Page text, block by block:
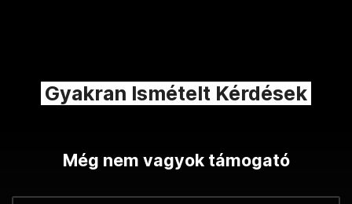
Gyakran Ismételt Kérdések
Még nem vagyok támogató